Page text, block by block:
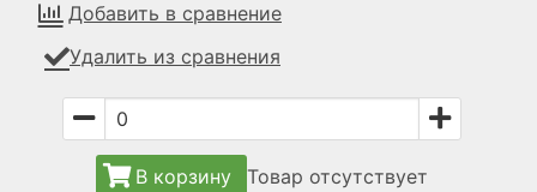
Добавить в сравнение
Удалить из сравнения
В корзину Товар отсутствует